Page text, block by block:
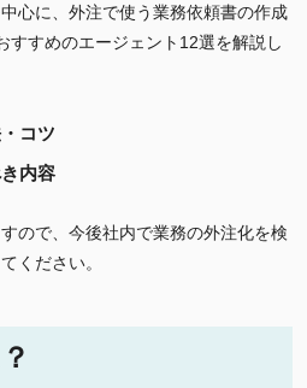
心に、外注で使う業務依頼書の作成
すすめのエージェント12選を解説し
コツ
内容
ので、今後社内で業務の外注化を検
ください。